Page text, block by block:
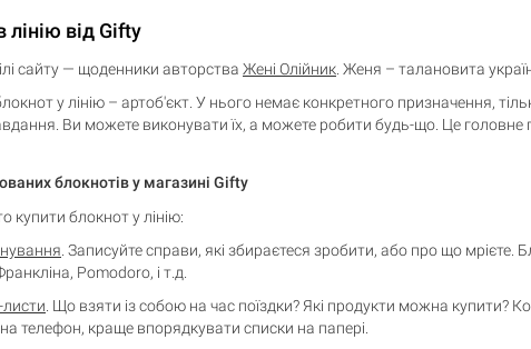
лінію від Gifty
сайту — щоденники авторства Жені Олійник . Женя – талановита
у лінію – артоб'єкт. У нього немає конкретного призначення,
Ви можете виконувати їх, а можете робити будь-що. Це головне
блокнотів у магазині Gifty
купити блокнот у лінію:
. Записуйте справи, які збираєтеся зробити, або про що мрієте.
Pomodoro, і т.д.
. Що взяти із собою на час поїздки? Які продукти можна
телефон, краще впорядкувати списки на папері.
Кошик